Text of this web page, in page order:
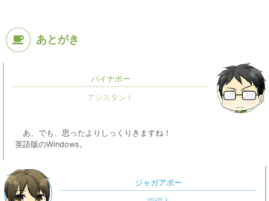
あとがき
パイナポー
あ、でも、思ったよりしっくりきますね！
英語版のWindows。
ジャガアポー